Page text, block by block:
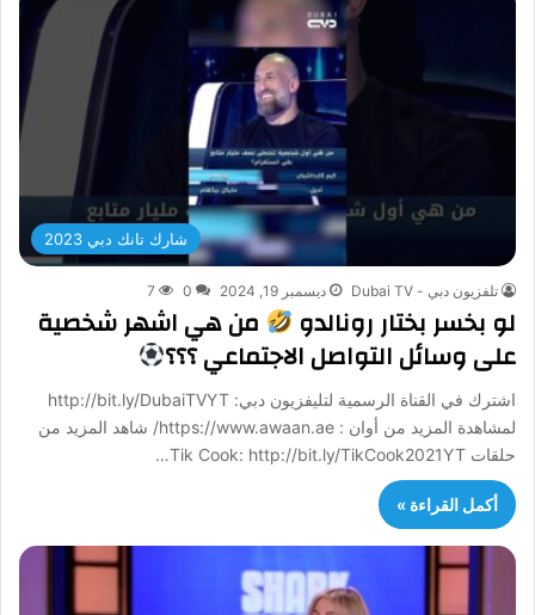
شارك تانك دبي 2023
تلفزيون دبي - Dubai TV ديسمبر 19, 2024 0
7
لو بخسر بختار رونالدو من هي اشهر شخصية
على وسائل التواصل الاجتماعي ؟؟؟
اشترك في القناة الرسمية لتليفزيون دبي: http://bit.ly/DubaiTVYT
لمشاهدة المزيد من أوان : https://www.awaan.ae/ شاهد المزيد من
حلقات Tik Cook: http://bit.ly/TikCook2021YT…
أكمل القراءة »